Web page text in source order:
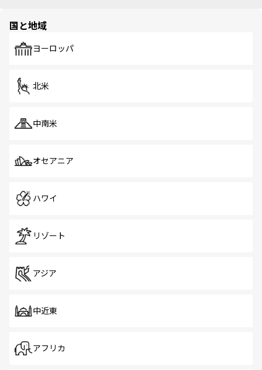
国と地域
ヨーロッパ
北米
中南米
オセアニア
ハワイ
リゾート
アジア
中近東
アフリカ